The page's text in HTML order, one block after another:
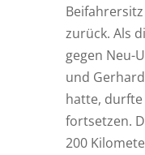
zurück. Als
gegen Neu-
und
hatte,
fortsetzen.
200